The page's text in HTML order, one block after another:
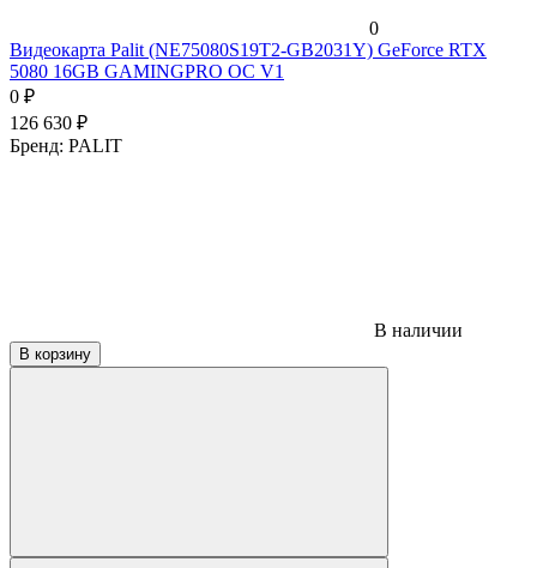
0
Видеокарта Palit (NE75080S19T2-GB2031Y) GeForce RTX
5080 16GB GAMINGPRO OC V1
0 ₽
126 630 ₽
Бренд: PALIT
В наличии
В корзину